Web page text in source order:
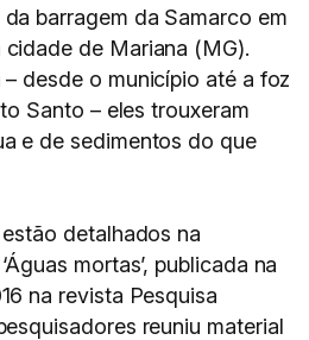
barragem da Samarco em
de Mariana (MG).
desde o município até a foz
Santo – eles trouxeram
e de sedimentos do que
detalhados na
mortas’, publicada na
na revista Pesquisa
reuniu material